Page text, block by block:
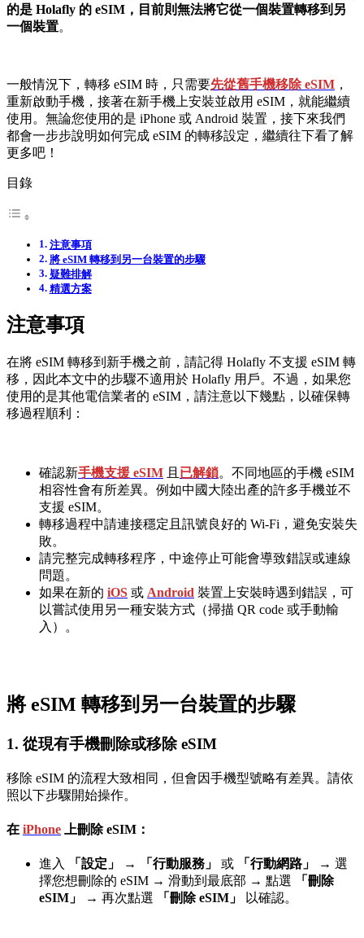
的是 Holafly 的 eSIM，目前則無法將它從一個裝置轉移到另
一個裝置。
一般情況下，轉移 eSIM 時，只需要先從舊手機移除 eSIM ，
重新啟動手機，接著在新手機上安裝並啟用 eSIM，就能繼續
使用。無論您使用的是 iPhone 或 Android 裝置，接下來我們
都會一步步說明如何完成 eSIM 的轉移設定，繼續往下看了解
更多吧！
目錄
注意事項
將 eSIM 轉移到另一台裝置的步驟
疑難排解
精選方案
注意事項
在將 eSIM 轉移到新手機之前，請記得 Holafly 不支援 eSIM 轉
移，因此本文中的步驟不適用於 Holafly 用戶。不過，如果您
使用的是其他電信業者的 eSIM，請注意以下幾點，以確保轉
移過程順利：
確認新手機支援 eSIM 且 已解鎖。不同地區的手機 eSIM
相容性會有所差異。例如中國大陸出產的許多手機並不
支援 eSIM。
轉移過程中請連接穩定且訊號良好的 Wi-Fi，避免安裝失
敗。
請完整完成轉移程序，中途停止可能會導致錯誤或連線
問題。
如果在新的 iOS 或 Android 裝置上安裝時遇到錯誤，可
以嘗試使用另一種安裝方式（掃描 QR code 或手動輸
入）。
將 eSIM 轉移到另一台裝置的步驟
1. 從現有手機刪除或移除 eSIM
移除 eSIM 的流程大致相同，但會因手機型號略有差異。請依
照以下步驟開始操作。
在 iPhone 上刪除 eSIM：
進入 「設定」 → 「行動服務」 或 「行動網路」 → 選
擇您想刪除的 eSIM → 滑動到最底部 → 點選
「刪除
eSIM」
→ 再次點選 「刪除 eSIM」 以確認。